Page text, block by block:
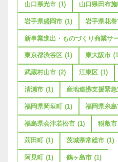
山口県光市 (1) 山口県田布
岩手県盛岡市 (1) 岩手県花
新事業進出・ものづくり商業サ
東京都渋谷区 (1) 東大阪市
武蔵村山市 (2) 江東区 (1)
清瀬市 (1) 産地連携支援緊
福岡県岡垣町 (1) 福岡県糸
福島県会津若松市 (1) 稲敷市
苅田町 (1) 茨城県常総市 (1)
阿見町 (1) 鶴ヶ島市 (1)